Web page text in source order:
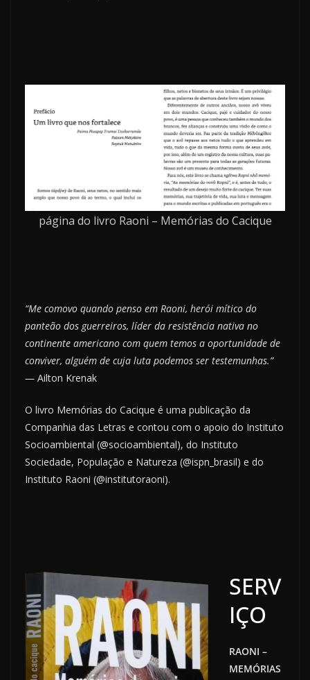
página do livro Raoni – Memórias do Cacique
“Me comovo quando penso em Raoni, herói mítico do
panteão dos guerreiros, líder da resistência nativa no
continente americano com quem temos a oportunidade de
conviver, alguém de cuja luta podemos ser testemunhas.”
― Ailton Krenak
O livro Memórias do Cacique é uma publicação da
Companhia das Letras e contou com o apoio do Instituto
Socioambiental (@socioambiental), do Instituto
Sociedade, População e Natureza (@ispn_brasil) e do
Instituto Raoni (@institutoraoni).
SERV
IÇO
RAONI –
MEMÓRIAS